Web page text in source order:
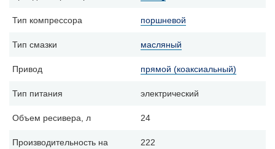
Тип компрессора поршневой
Тип смазки масляный
Привод прямой (коаксиальный)
Тип питания электрический
Объем ресивера, л 24
Производительность на
222